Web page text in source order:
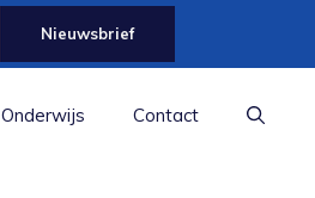
Nieuwsbrief
Onderwijs Contact